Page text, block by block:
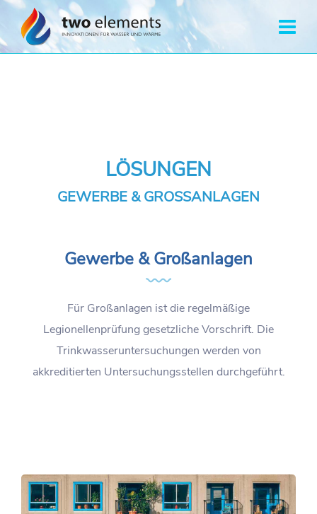
LÖSUNGEN
GEWERBE & GROSSANLAGEN
Gewerbe & Großanlagen
Für Großanlagen ist die regelmäßige
Legionellenprüfung gesetzliche Vorschrift. Die
Trinkwasseruntersuchungen werden von
akkreditierten Untersuchungsstellen durchgeführt.